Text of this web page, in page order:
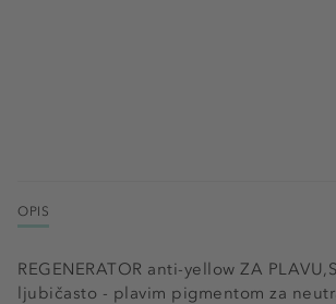
OPIS
REGENERATOR anti-yellow ZA
ljubičasto - plavim pigmentom za